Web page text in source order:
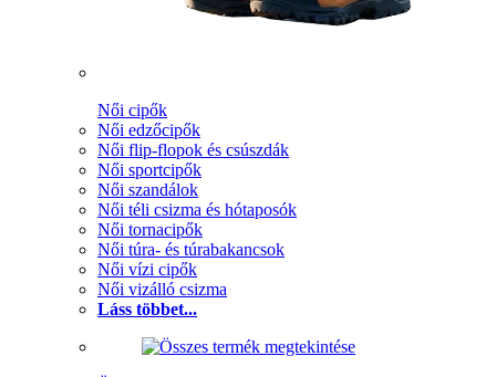
Női cipők
Női edzőcipők
Női flip-flopok és csúszdák
Női sportcipők
Női szandálok
Női téli csizma és hótaposók
Női tornacipők
Női túra- és túrabakancsok
Női vízi cipők
Női vizálló csizma
Láss többet...